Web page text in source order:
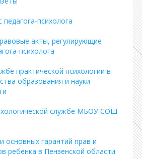
психолога
акты, регулирующие
психолога
практической психологии в
образования и науки
службе МБОУ СОШ
основных гарантий прав и
ребенка в Пензенской области